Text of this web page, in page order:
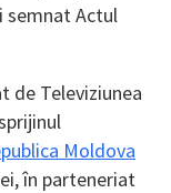
semnat Actul
de Televiziunea
Moldova
în parteneriat